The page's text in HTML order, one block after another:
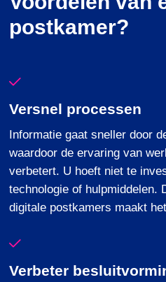
postkamer?
Versnel processen
Informatie gaat sneller door
waardoor de ervaring van
verbetert. U hoeft niet te
technologie of hulpmiddelen.
digitale postkamers maakt
Verbeter